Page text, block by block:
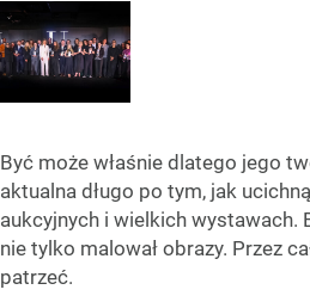
Być może właśnie dlatego jego
aktualna długo po tym, jak
aukcyjnych i wielkich wystawach.
nie tylko malował obrazy. Przez
patrzeć.